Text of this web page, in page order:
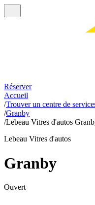
Réserver
Accueil
/Trouver un centre de
/Granby
/Lebeau Vitres d'autos
Lebeau Vitres d'autos
Granby
Ouvert